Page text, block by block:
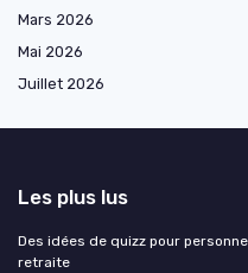
Mars 2026
Mai 2026
Juillet 2026
Les plus lus
Des idées de quizz pour
retraite